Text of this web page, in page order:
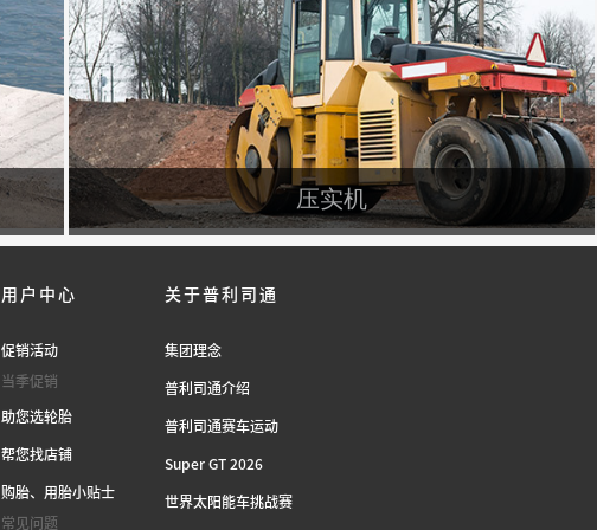
压实机
用户中心
促销活动
当季促销
助您选轮胎
帮您找店铺
购胎、用胎小贴士
常见问题
关于普利司通
集团理念
普利司通介绍
普利司通赛车运动
Super GT 2026
世界太阳能车挑战赛